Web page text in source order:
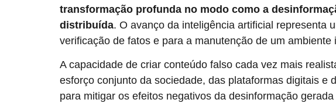
transformação profunda no modo como a
distribuída. O avanço da inteligência artificial representa
verificação de fatos e para a manutenção de um ambiente
A capacidade de criar conteúdo falso cada vez mais
esforço conjunto da sociedade, das plataformas digitais e
para mitigar os efeitos negativos da desinformação gerada